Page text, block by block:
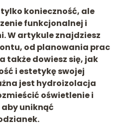
konieczność, ale
funkcjonalnej i
W artykule znajdziesz
od planowania prac
także dowiesz się, jak
i estetykę swojej
jest hydroizolacja
oświetlenie i
uniknąć